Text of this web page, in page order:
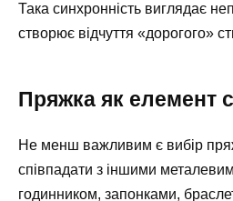
Така синхронність виглядає
створює відчуття «дорогого»
Пряжка як елемент
Не менш важливим є вибір
співпадати з іншими
годинником, запонками,